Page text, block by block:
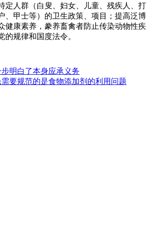
定人群（白叟、妇女、儿童、残疾人、打
、甲士等）的卫生政策、项目；提高泛博
健康素养，豢养畜禽者防止传染动物性疾
的规律和国度法令。
明白了本身应承义务
需要规范的是食物添加剂的利用问题